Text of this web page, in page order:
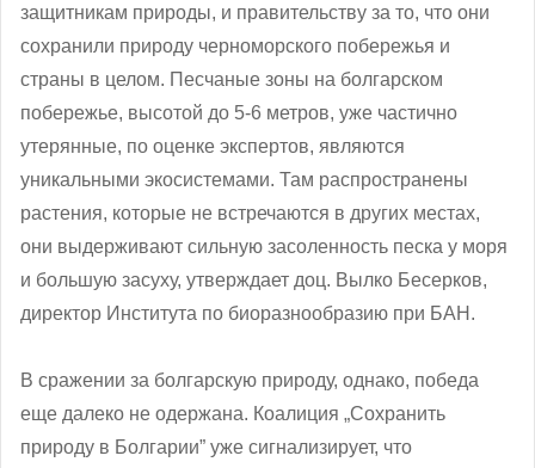
защитникам природы, и правительству за то, что они
сохранили природу черноморского побережья и
страны в целом. Песчаные зоны на болгарском
побережье, высотой до 5-6 метров, уже частично
утерянные, по оценке экспертов, являются
уникальными экосистемами. Там распространены
растения, которые не встречаются в других местах,
они выдерживают сильную засоленность песка у моря
и большую засуху, утверждает доц. Вылко Бесерков,
директор Института по биоразнообразию при БАН.
В сражении за болгарскую природу, однако, победа
еще далеко не одержана. Коалиция „Сохранить
природу в Болгарии” уже сигнализирует, что